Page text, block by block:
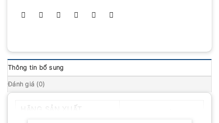
Thông tin bổ sung
Đánh giá (0)